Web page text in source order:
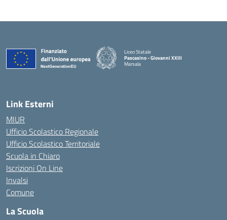
Liceo Statale
Pascasino - Giovanni XXIII
Marsala
Link Esterni
MIUR
Ufficio Scolastico Regionale
Ufficio Scolastico Territoriale
Scuola in Chiaro
Iscrizioni On Line
Invalsi
Comune
La Scuola